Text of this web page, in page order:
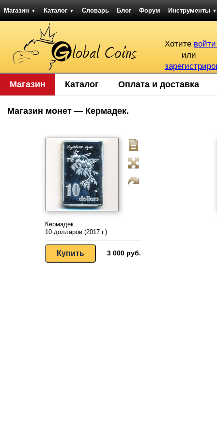
Магазин ▼ Каталог ▼ Словарь Блог Форум Инструменты ▼
Хотите
или
Магазин Каталог Оплата и доставка
Магазин монет — Кермадек.
Кермадек.
10 долларов (2017 г.)
3 000 руб.